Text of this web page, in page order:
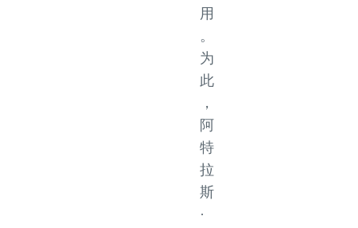
用
。
为
此
，
阿
特
拉
斯
·